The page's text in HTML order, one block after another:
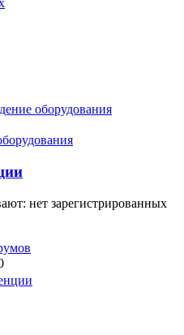
оборудования
нет зарегистрированных